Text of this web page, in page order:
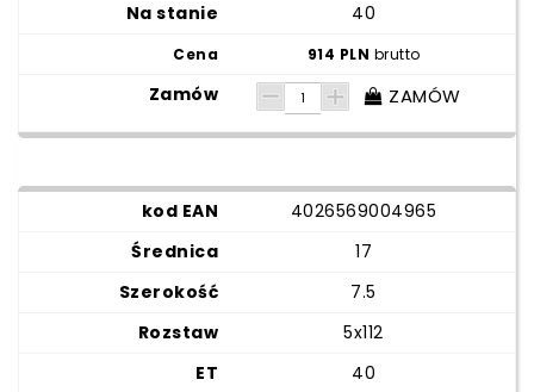
40
914 PLN brutto
ZAMÓW
4026569004965
17
7.5
5x112
40